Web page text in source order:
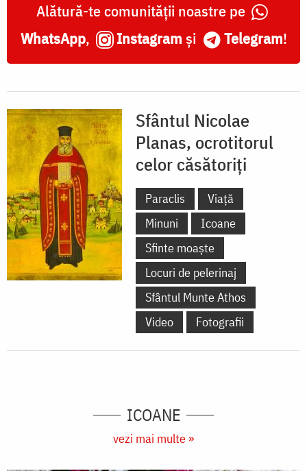
Alătură-te comunității noastre pe
WhatsApp, Instagram și Telegram!
Sfântul Nicolae
Planas, ocrotitorul
celor căsătoriți
Paraclis
Viață
Minuni
Icoane
Sfinte moaște
Locuri de pelerinaj
Sfântul Munte Athos
Video
Fotografii
ICOANE
vezi mai multe »